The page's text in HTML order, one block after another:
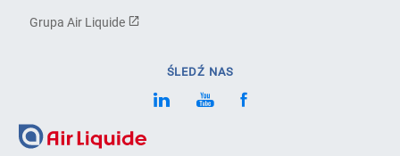
Grupa Air Liquide
ŚLEDŹ NAS